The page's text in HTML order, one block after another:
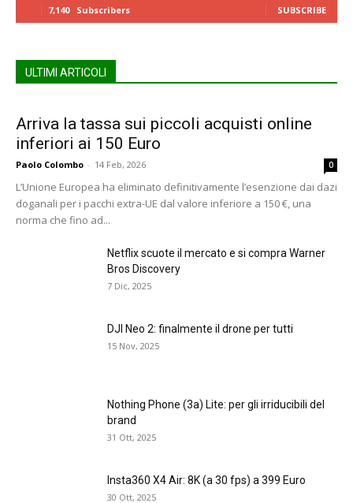
7,140 Subscribers SUBSCRIBE
ULTIMI ARTICOLI
Arriva la tassa sui piccoli acquisti online
inferiori ai 150 Euro
Paolo Colombo - 14 Feb, 2026 0
L’Unione Europea ha eliminato definitivamente l’esenzione dai dazi
doganali per i pacchi extra-UE dal valore inferiore a 150 €, una
norma che fino ad...
Netflix scuote il mercato e si compra Warner
Bros Discovery
7 Dic, 2025
DJI Neo 2: finalmente il drone per tutti
15 Nov, 2025
Nothing Phone (3a) Lite: per gli irriducibili del
brand
31 Ott, 2025
Insta360 X4 Air: 8K (a 30 fps) a 399 Euro
30 Ott, 2025